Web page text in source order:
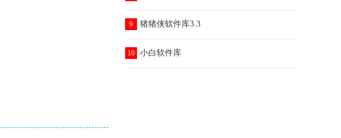
9 猪猪侠软件库3.3
10 小白软件库